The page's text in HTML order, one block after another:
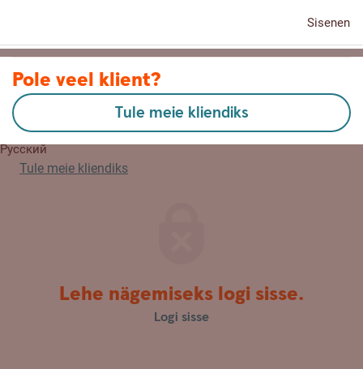
Sisenen
English
Русский
Tule meie kliendiks
Pole veel klient?
Tule meie kliendiks
Lehe nägemiseks logi sisse.
Logi sisse